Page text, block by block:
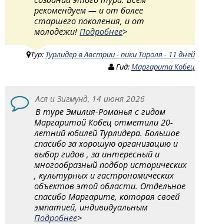
рекомендуем — и от более
старшего поколения, и от
молодёжи! Подробнее>
Тур: Турлидер в Австрии - пики Тироля - 11 дней
Гид:Маргарита Кобец
Ася и Зигмунд, 14 июня 2026
В туре Эмилия-Романья с гидом
Маргаритой Кобец отметили 20-
летний юбилей Турлидера. Большое
спасибо за хорошую организацию и
выбор гидов , за интересный и
многообразный подбор исторических
, культурных и гастрономических
объектов этой области. Отдельное
спасибо Маргарите, которая своей
эмпатией, индивидуальным
Подробнее>